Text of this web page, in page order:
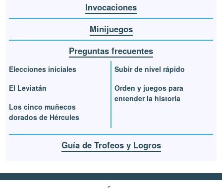
Invocaciones
Minijuegos
Preguntas frecuentes
Elecciones iniciales
El Leviatán
Los cinco muñecos
dorados de Hércules
Subir de nivel rápido
Orden y juegos para
entender la historia
Guía de Trofeos y Logros